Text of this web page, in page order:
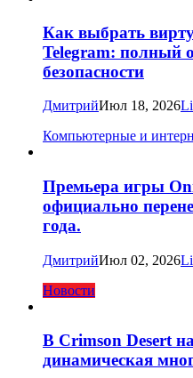
Как выбрать
Telegram: полный
безопасности
ДмитрийИюл 18, 2026
Компьютерные и
Премьера игры
официально
года.
ДмитрийИюл 02, 2026
Новости
В Crimson Desert
динамическая